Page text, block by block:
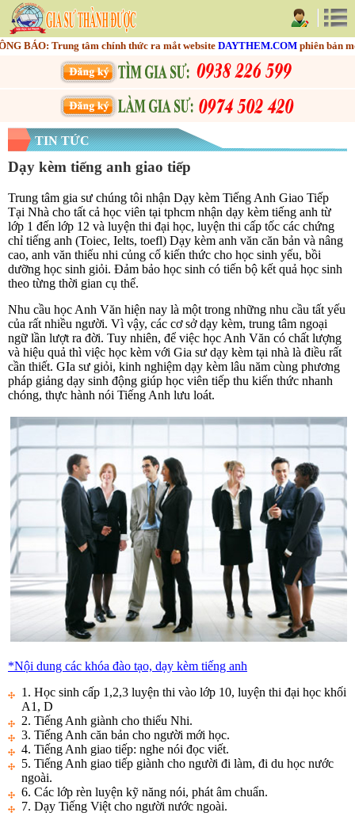
BÁO: Trung tâm chính thức ra mắt websiteDAYTHEM.COMphiên bản mới
TIN TỨC
Dạy kèm tiếng anh giao tiếp
Trung tâm gia sư chúng tôi nhận Dạy kèm Tiếng Anh Giao Tiếp
Tại Nhà cho tất cả học viên tại tphcm nhận dạy kèm tiếng anh từ
lớp 1 đến lớp 12 và luyện thi đại học, luyện thi cấp tốc các chứng
chỉ tiếng anh (Toiec, Ielts, toefl) Dạy kèm anh văn căn bản và nâng
cao, anh văn thiếu nhi củng cố kiến thức cho học sinh yếu, bồi
dưỡng học sinh giỏi. Đảm bảo học sinh có tiến bộ kết quả học sinh
theo từng thời gian cụ thể.
Nhu cầu học Anh Văn hiện nay là một trong những nhu cầu tất yếu
của rất nhiều người. Vì vậy, các cơ sở dạy kèm, trung tâm ngoại
ngữ lần lượt ra đời. Tuy nhiên, để việc học Anh Văn có chất lượng
và hiệu quả thì việc học kèm với Gia sư dạy kèm tại nhà là điều rất
cần thiết. GIa sư giỏi, kinh nghiệm dạy kèm lâu năm cùng phương
pháp giảng dạy sinh động giúp học viên tiếp thu kiến thức nhanh
chóng, thực hành nói Tiếng Anh lưu loát.
*Nội dung các khóa đào tạo, dạy kèm tiếng anh
1. Học sinh cấp 1,2,3 luyện thi vào lớp 10, luyện thi đại học khối
A1, D
2. Tiếng Anh giành cho thiếu Nhi.
3. Tiếng Anh căn bản cho người mới học.
4. Tiếng Anh giao tiếp: nghe nói đọc viết.
5. Tiếng Anh giao tiếp giành cho người đi làm, đi du học nước
ngoài.
6. Các lớp rèn luyện kỹ năng nói, phát âm chuẩn.
7. Dạy Tiếng Việt cho người nước ngoài.